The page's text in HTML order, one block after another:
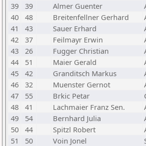
39
39 Almer Guenter
40
48 Breitenfellner Gerhard
41
43 Sauer Erhard
42
37 Feilmayr Erwin
43
26 Fugger Christian
44
51 Maier Gerald
45
42 Granditsch Markus
46
32 Muenster Gernot
47
55 Brkic Petar
48
41 Lachmaier Franz Sen.
49
54 Bernhard Julia
50
44 Spitzl Robert
51
50 Voin Jonel